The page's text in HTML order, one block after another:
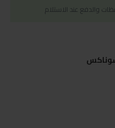
والدفع عند الاستلام